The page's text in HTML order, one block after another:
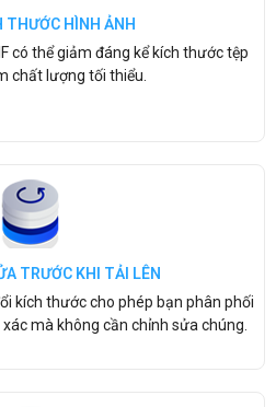
THƯỚC HÌNH ẢNH
có thể giảm đáng kể kích thước tệp
chất lượng tối thiểu.
TRƯỚC KHI TẢI LÊN
kích thước cho phép bạn phân phối
mà không cần chỉnh sửa chúng.